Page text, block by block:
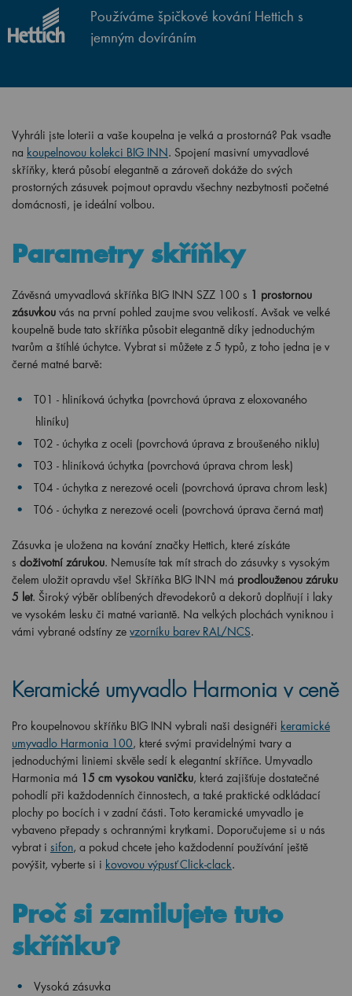
Používáme špičkové kování Hettich s
jemným dovíráním
Vyhráli jste loterii a vaše koupelna je velká a prostorná? Pak vsaďte
na koupelnovou kolekci BIG INN. Spojení masivní umyvadlové
skříňky, která působí elegantně a zároveň dokáže do svých
prostorných zásuvek pojmout opravdu všechny nezbytnosti početné
domácnosti, je ideální volbou.
Parametry skříňky
Závěsná umyvadlová skříňka BIG INN SZZ 100 s 1 prostornou
zásuvkou vás na první pohled zaujme svou velikostí. Avšak ve velké
koupelně bude tato skříňka působit elegantně díky jednoduchým
tvarům a štíhlé úchytce. Vybrat si můžete z 5 typů, z toho jedna je v
černé matné barvě:
T01 - hliníková úchytka (povrchová úprava z eloxovaného
hliníku)
T02 - úchytka z oceli (povrchová úprava z broušeného niklu)
T03 - hliníková úchytka (povrchová úprava chrom lesk)
T04 - úchytka z nerezové oceli (povrchová úprava chrom lesk)
T06 - úchytka z nerezové oceli (povrchová úprava černá mat)
Zásuvka je uložena na kování značky Hettich, které získáte
s doživotní zárukou. Nemusíte tak mít strach do zásuvky s vysokým
čelem uložit opravdu vše! Skříňka BIG INN má prodlouženou záruku
5 let. Široký výběr oblíbených dřevodekorů a dekorů doplňují i laky
ve vysokém lesku či matné variantě. Na velkých plochách vyniknou i
vámi vybrané odstíny ze vzorníku barev RAL/NCS.
Keramické umyvadlo Harmonia v ceně
Pro koupelnovou skříňku BIG INN vybrali naši designéři keramické
umyvadlo Harmonia 100, které svými pravidelnými tvary a
jednoduchými liniemi skvěle sedí k elegantní skříňce. Umyvadlo
Harmonia má 15 cm vysokou vaničku, která zajišťuje dostatečné
pohodlí při každodenních činnostech, a také praktické odkládací
plochy po bocích i v zadní části. Toto keramické umyvadlo je
vybaveno přepady s ochrannými krytkami. Doporučujeme si u nás
vybrat i sifon, a pokud chcete jeho každodenní používání ještě
povýšit, vyberte si i kovovou výpusť Click-clack.
Proč si zamilujete tuto
skříňku?
Vysoká zásuvka